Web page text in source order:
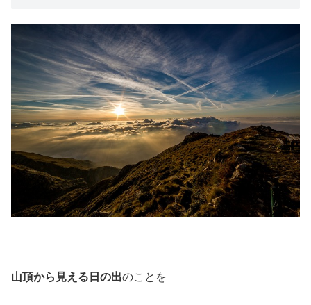
山頂から見える日の出のことを